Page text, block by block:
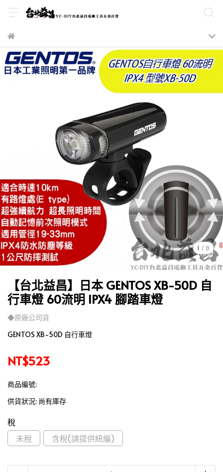
1 / 8
【台北益昌】日本 GENTOS XB-50D 自
行車燈 60流明 IPX4 腳踏車燈
◆原廠公司貨
GENTOS XB-50D 自行車燈
NT$523
商品編號:
供貨狀況: 尚有庫存
稅
未稅
含稅(請提供統編)